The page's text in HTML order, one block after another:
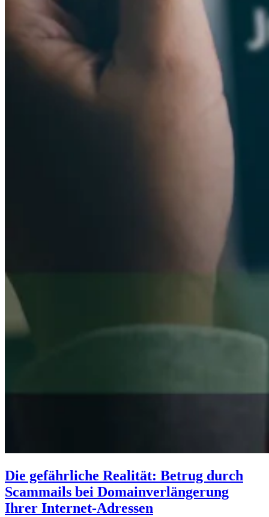
Die gefährliche Realität: Betrug durch
Scammails bei Domainverlängerung
Ihrer Internet-Adressen